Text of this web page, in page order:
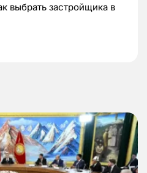
выбрать застройщика в